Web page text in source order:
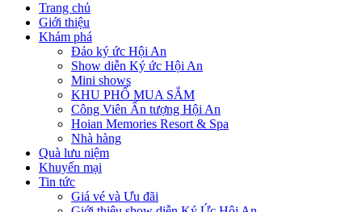
Trang chủ
Giới thiệu
Khám phá
Đảo ký ức Hội An
Show diễn Ký ức Hội An
Mini shows
KHU PHỐ MUA SẮM
Công Viên Ấn tượng Hội An
Hoian Memories Resort & Spa
Nhà hàng
Quà lưu niệm
Khuyến mại
Tin tức
Giá vé và Ưu đãi